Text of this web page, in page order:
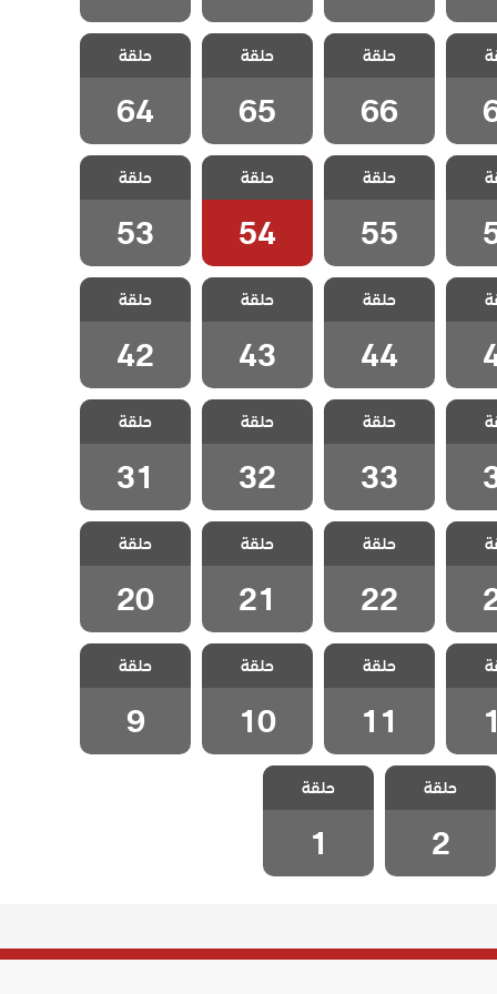
مسلسل علمني
كيف احب مدبلج
الحلقة 66
حلقة
66
مسلسل علمني
كيف احب مدبلج
الحلقة 65
حلقة
65
مسلسل علمني
كيف احب مدبلج
الحلقة 64
حلقة
64
مسلسل علمني
كيف احب مدبلج
الحلقة 55
حلقة
55
مسلسل علمني
كيف احب مدبلج
الحلقة 54
حلقة
54
مسلسل علمني
كيف احب مدبلج
الحلقة 53
حلقة
53
مسلسل علمني
كيف احب مدبلج
الحلقة 44
حلقة
44
مسلسل علمني
كيف احب مدبلج
الحلقة 43
حلقة
43
مسلسل علمني
كيف احب مدبلج
الحلقة 42
حلقة
42
مسلسل علمني
كيف احب مدبلج
الحلقة 33
حلقة
33
مسلسل علمني
كيف احب مدبلج
الحلقة 32
حلقة
32
مسلسل علمني
كيف احب مدبلج
الحلقة 31
حلقة
31
مسلسل علمني
كيف احب مدبلج
الحلقة 22
حلقة
22
مسلسل علمني
كيف احب مدبلج
الحلقة 21
حلقة
21
مسلسل علمني
كيف احب مدبلج
الحلقة 20
حلقة
20
مسلسل علمني
كيف احب مدبلج
الحلقة 11
حلقة
11
مسلسل علمني
كيف احب مدبلج
الحلقة 10
حلقة
10
مسلسل علمني
كيف احب مدبلج
الحلقة 9
حلقة
9
مسلسل علمني
كيف احب مدبلج
الحلقة 2
حلقة
2
مسلسل علمني
كيف احب مدبلج
الحلقة 1
حلقة
1